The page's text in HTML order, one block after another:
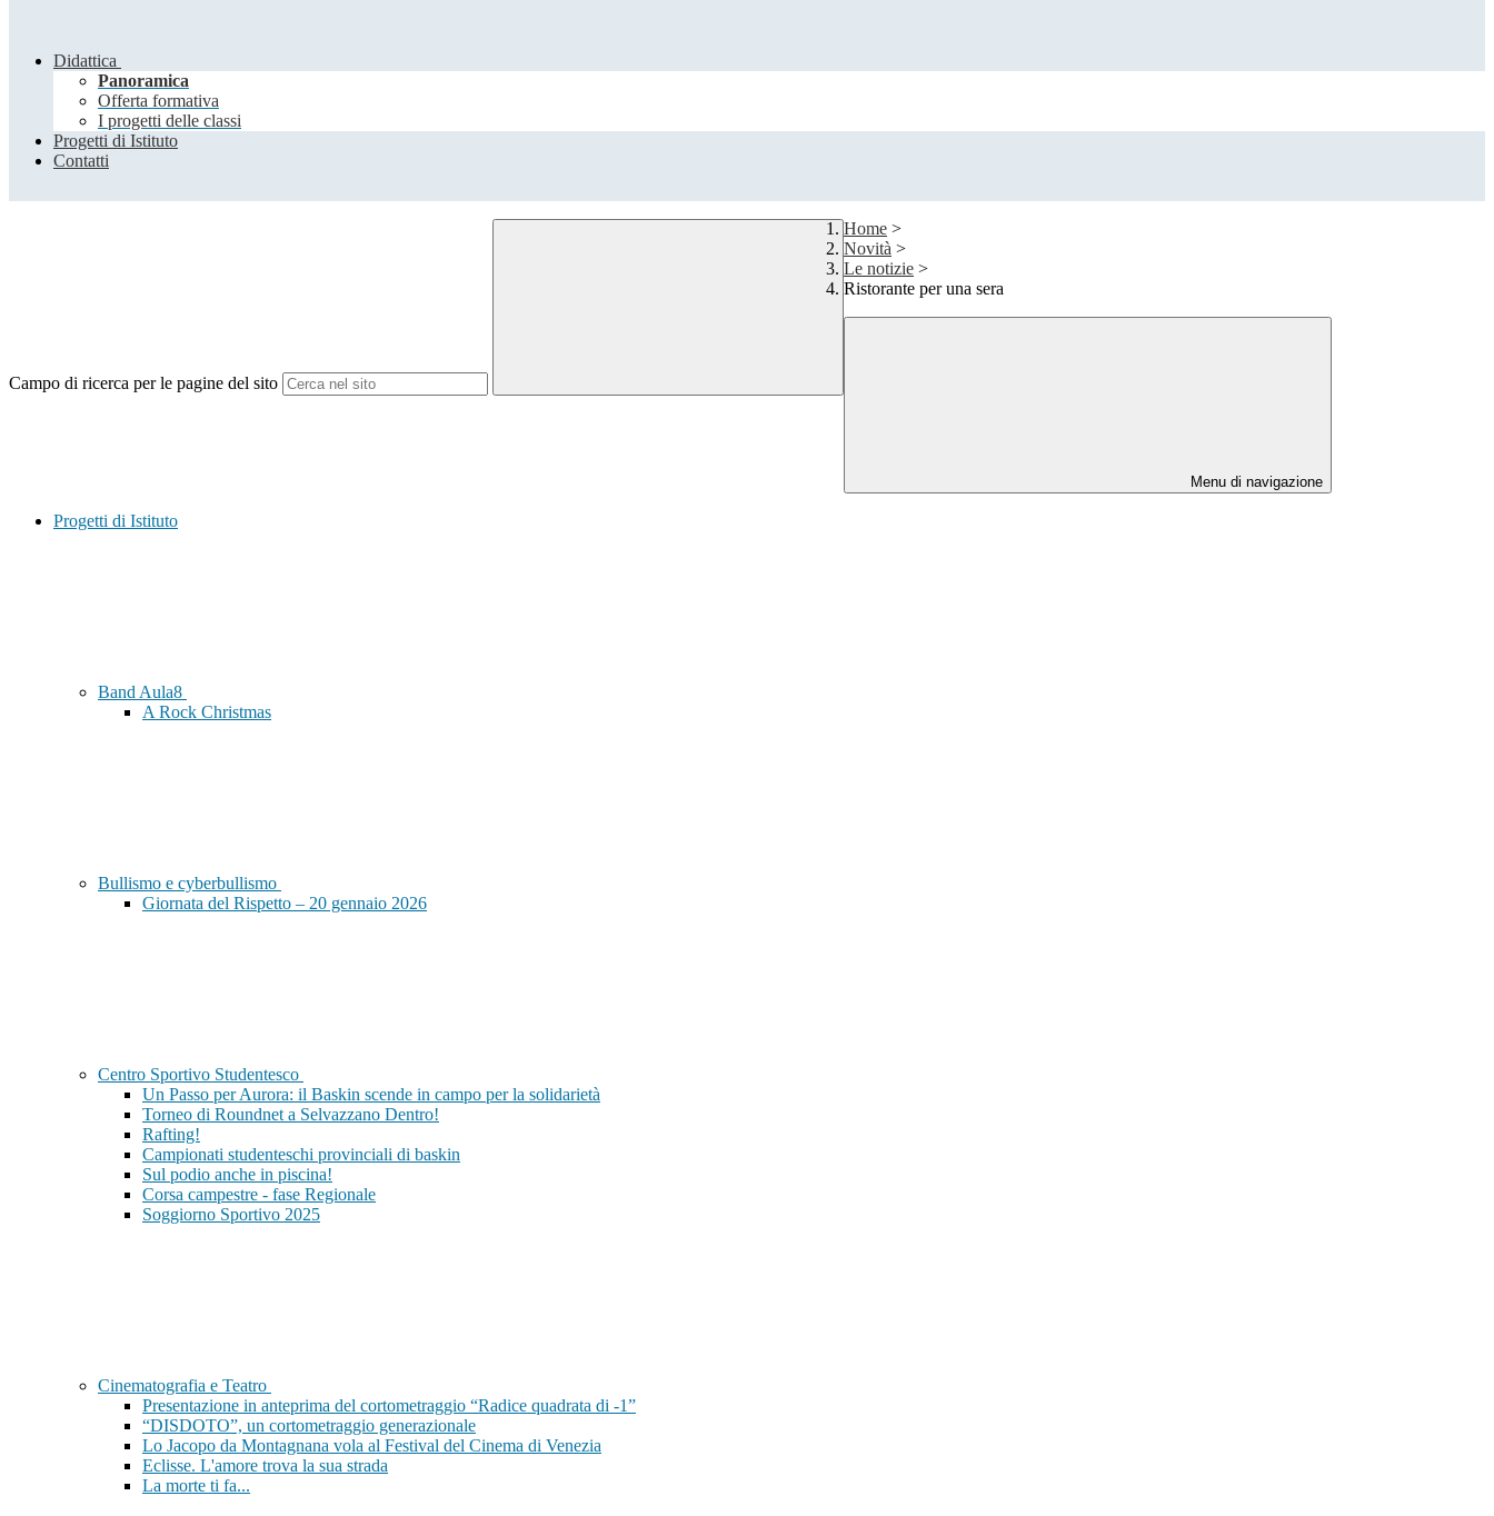
Didattica
Panoramica
Offerta formativa
I progetti delle classi
Progetti di Istituto
Contatti
Campo di ricerca per le pagine del sito
Home >
Novità >
Le notizie >
Ristorante per una sera
Menu di navigazione
Progetti di Istituto
Band Aula8
A Rock Christmas
Bullismo e cyberbullismo
Giornata del Rispetto – 20 gennaio 2026
Centro Sportivo Studentesco
Un Passo per Aurora: il Baskin scende in campo per la solidarietà
Torneo di Roundnet a Selvazzano Dentro!
Rafting!
Campionati studenteschi provinciali di baskin
Sul podio anche in piscina!
Corsa campestre - fase Regionale
Soggiorno Sportivo 2025
Cinematografia e Teatro
Presentazione in anteprima del cortometraggio “Radice quadrata di -1”
“DISDOTO”, un cortometraggio generazionale
Lo Jacopo da Montagnana vola al Festival del Cinema di Venezia
Eclisse. L'amore trova la sua strada
La morte ti fa...